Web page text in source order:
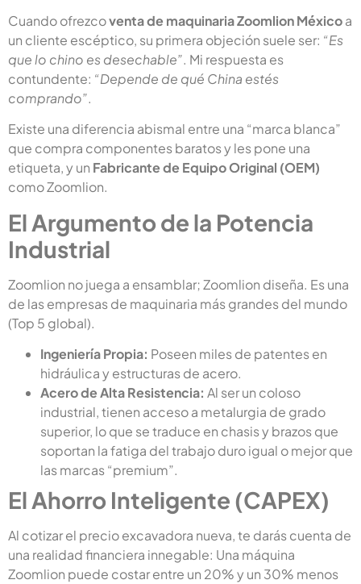
Cuando ofrezcoventa de maquinaria Zoomlion Méxicoa
un cliente escéptico, su primera objeción suele ser: “Es
que lo chino es desechable”. Mi respuesta es
contundente: “Depende de qué China estés
comprando”.
Existe una diferencia abismal entre una “marca blanca”
que compra componentes baratos y les pone una
etiqueta, y un Fabricante de Equipo Original (OEM)
como Zoomlion.
El Argumento de la Potencia
Industrial
Zoomlion no juega a ensamblar; Zoomlion diseña. Es una
de las empresas de maquinaria más grandes del mundo
(Top 5 global).
Ingeniería Propia: Poseen miles de patentes en
hidráulica y estructuras de acero.
Acero de Alta Resistencia: Al ser un coloso
industrial, tienen acceso a metalurgia de grado
superior, lo que se traduce en chasis y brazos que
soportan la fatiga del trabajo duro igual o mejor que
las marcas “premium”.
El Ahorro Inteligente (CAPEX)
Al cotizar el precio excavadora nueva, te darás cuenta de
una realidad financiera innegable: Una máquina
Zoomlion puede costar entre un 20% y un 30% menos